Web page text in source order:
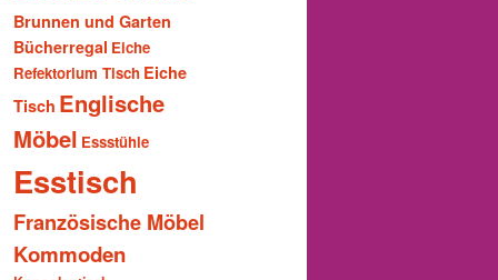
Brunnen und Garten
Bücherregal Eiche
Refektorium Tisch Eiche
Tisch Englische
Möbel Essstühle
Esstisch
Französische Möbel
Kommoden